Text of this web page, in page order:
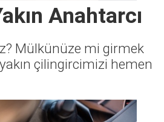
Anahtarcı
Mülkünüze mi girmek
çilingircimizi hemen